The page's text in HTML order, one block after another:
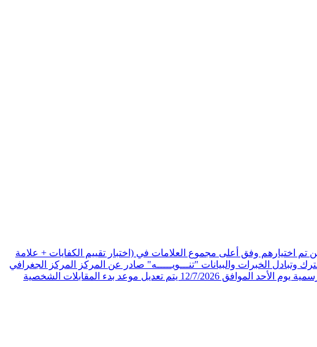
تم اختيارهم وفق أعلى مجموع العلامات في (اختبار تقييم الكفايات + علامة
وتبادل الخبرات والبيانات "تنـــويـــــه" صادر عن المركز المركز الجغرافي
الملكي الاردني لاحقاً لإعلان المقابلات الشخصية لوظيفة "فني ثالث" الصادر عن المركز الجغرافي الملكي الاردني على صفحته الرسمية يوم الأحد الموافق 12/7/2026 يتم تعديل موعد بدء المقابلات الشخصية